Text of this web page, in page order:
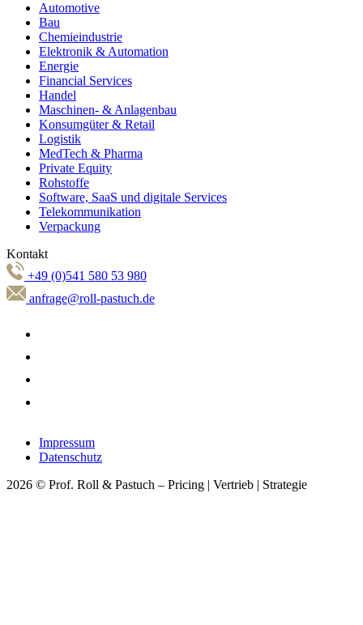
Automotive
Bau
Chemieindustrie
Elektronik & Automation
Energie
Financial Services
Handel
Maschinen- & Anlagenbau
Konsumgüter & Retail
Logistik
MedTech & Pharma
Private Equity
Rohstoffe
Software, SaaS und digitale Services
Telekommunikation
Verpackung
Kontakt
+49 (0)541 580 53 980
anfrage@roll-pastuch.de
Impressum
Datenschutz
2026 © Prof. Roll & Pastuch – Pricing | Vertrieb | Strategie